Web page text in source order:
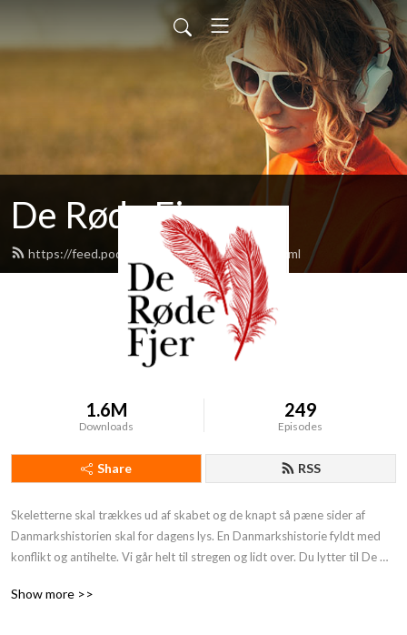
De Røde Fjer
https://feed.podbean.com/deroedefjer/feed.xml
1.6M
Downloads
249
Episodes
Share RSS
Skeletterne skal trækkes ud af skabet og de knapt så pæne sider af
Danmarkshistorien skal for dagens lys. En Danmarkshistorie fyldt med
konflikt og antihelte. Vi går helt til stregen og lidt over. Du lytter til De
din podcast:https: //deroedefjer.10er.app/
Show more >>